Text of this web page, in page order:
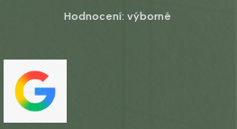
Hodnocení: výborné